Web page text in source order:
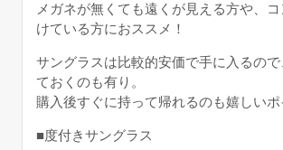
メガネが無くても遠くが見える方や、
けている方におススメ！
サングラスは比較的安価で手に入るの
ておくのも有り。
購入後すぐに持って帰れるのも嬉しいポ
■度付きサングラス